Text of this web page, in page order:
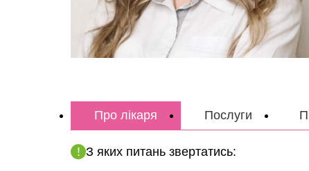
Про лікаря Послуги
З яких питань звертатись: